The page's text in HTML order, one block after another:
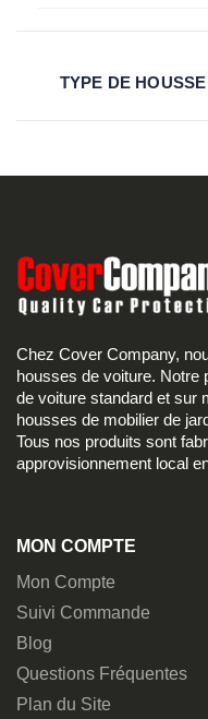
TYPE DE HOUSSE
Chez Cover Company,
housses de voiture. Notre
de voiture standard et sur
housses de mobilier de
Tous nos produits sont
approvisionnement local
MON COMPTE
Mon Compte
Suivi Commande
Blog
Questions Fréquentes
Plan du Site